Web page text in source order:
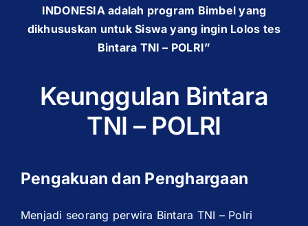
INDONESIA adalah program Bimbel yang
dikhususkan untuk Siswa yang ingin Lolos tes
Bintara TNI – POLRI”
Keunggulan Bintara
TNI – POLRI
Pengakuan dan Penghargaan
Menjadi seorang perwira Bintara TNI – Polri